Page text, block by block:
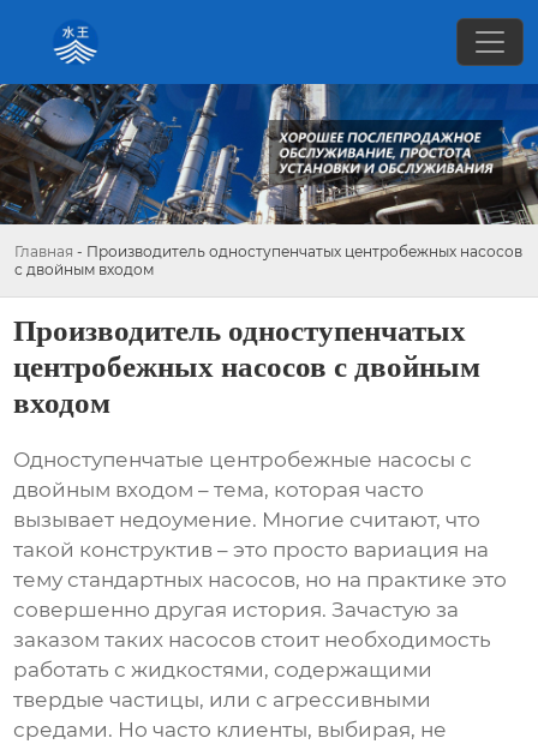
Главная - Производитель одноступенчатых центробежных насосов
с двойным входом
Производитель одноступенчатых
центробежных насосов с двойным
входом
Одноступенчатые центробежные насосы с
двойным входом – тема, которая часто
вызывает недоумение. Многие считают, что
такой конструктив – это просто вариация на
тему стандартных насосов, но на практике это
совершенно другая история. Зачастую за
заказом таких насосов стоит необходимость
работать с жидкостями, содержащими
твердые частицы, или с агрессивными
средами. Но часто клиенты, выбирая, не